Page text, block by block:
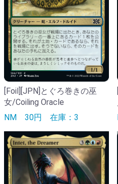
[Foil][JPN]とぐろ巻きの巫
女/Coiling Oracle
NM 30円 在庫：3